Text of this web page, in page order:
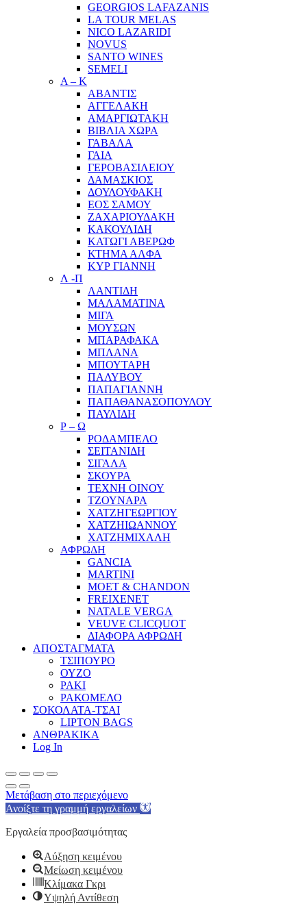
GEORGIOS LAFAZANIS
LA TOUR MELAS
NICO LAZARIDI
NOVUS
SANTO WINES
SEMELI
Α – Κ
ΑΒΑΝΤΙΣ
ΑΓΓΕΛΑΚΗ
ΑΜΑΡΓΙΩΤΑΚΗ
ΒΙΒΛΙΑ ΧΩΡΑ
ΓΑΒΑΛΑ
ΓΑΙΑ
ΓΕΡΟΒΑΣΙΛΕΙΟΥ
ΔΑΜΑΣΚΙΟΣ
ΔΟΥΛΟΥΦΑΚΗ
ΕΟΣ ΣΑΜΟΥ
ΖΑΧΑΡΙΟΥΔΑΚΗ
ΚΑΚΟΥΛΙΔΗ
ΚΑΤΩΓΙ ΑΒΕΡΩΦ
ΚΤΗΜΑ ΑΛΦΑ
ΚΥΡ ΓΙΑΝΝΗ
Λ -Π
ΛΑΝΤΙΔΗ
ΜΑΛΑΜΑΤΙΝΑ
ΜΙΓΑ
ΜΟΥΣΩΝ
ΜΠΑΡΑΦΑΚΑ
ΜΠΛΑΝΑ
ΜΠΟΥΤΑΡΗ
ΠΑΛΥΒΟΥ
ΠΑΠΑΓΙΑΝΝΗ
ΠΑΠΑΘΑΝΑΣΟΠΟΥΛΟΥ
ΠΑΥΛΙΔΗ
Ρ – Ω
ΡΟΔΑΜΠΕΛΟ
ΣΕΙΤΑΝΙΔΗ
ΣΙΓΑΛΑ
ΣΚΟΥΡΑ
ΤΕΧΝΗ ΟΙΝΟΥ
ΤΖΟΥΝΑΡΑ
ΧΑΤΖΗΓΕΩΡΓΙΟΥ
ΧΑΤΖΗΙΩΑΝΝΟΥ
ΧΑΤΖΗΜΙΧΑΛΗ
ΑΦΡΩΔΗ
GANCIA
MARTINI
MOET & CHANDON
FREIXENET
NATALE VERGA
VEUVE CLICQUOT
ΔΙΑΦΟΡΑ ΑΦΡΩΔΗ
ΑΠΟΣΤΑΓΜΑΤΑ
ΤΣΙΠΟΥΡΟ
ΟΥΖΟ
ΡΑΚΙ
ΡΑΚΟΜΕΛΟ
ΣΟΚΟΛΑΤΑ-ΤΣΑΙ
LIPTON BAGS
ΑΝΘΡΑΚΙΚΑ
Log In
Μετάβαση στο περιεχόμενο
Ανοίξτε τη γραμμή εργαλείων
Εργαλεία προσβασιμότητας
Αύξηση κειμένου
Μείωση κειμένου
Κλίμακα Γκρι
Υψηλή Αντίθεση